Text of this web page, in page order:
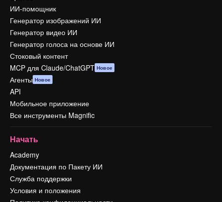
ИИ-помощник
Генератор изображений ИИ
Генератор видео ИИ
Генератор голоса на основе ИИ
Стоковый контент
MCP для Claude/ChatGPT Новое
Агенты Новое
API
Мобильное приложение
Все инструменты Magnific
Начать
Academy
Документация по Пакету ИИ
Служба поддержки
Условия и положения